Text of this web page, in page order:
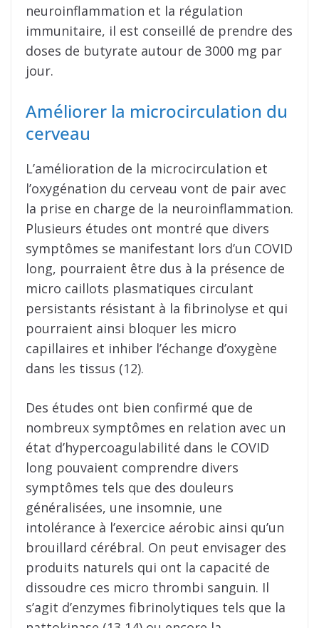
neuroinflammation et la régulation
immunitaire, il est conseillé de prendre des
doses de butyrate autour de 3000 mg par
jour.
Améliorer la microcirculation du
cerveau
L’amélioration de la microcirculation et
l’oxygénation du cerveau vont de pair avec
la prise en charge de la neuroinflammation.
Plusieurs études ont montré que divers
symptômes se manifestant lors d’un COVID
long, pourraient être dus à la présence de
micro caillots plasmatiques circulant
persistants résistant à la fibrinolyse et qui
pourraient ainsi bloquer les micro
capillaires et inhiber l’échange d’oxygène
dans les tissus (12).
Des études ont bien confirmé que de
nombreux symptômes en relation avec un
état d’hypercoagulabilité dans le COVID
long pouvaient comprendre divers
symptômes tels que des douleurs
généralisées, une insomnie, une
intolérance à l’exercice aérobic ainsi qu’un
brouillard cérébral. On peut envisager des
produits naturels qui ont la capacité de
dissoudre ces micro thrombi sanguin. Il
s’agit d’enzymes fibrinolytiques tels que la